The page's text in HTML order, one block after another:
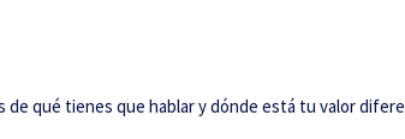
qué tienes que hablar y dónde está tu valor